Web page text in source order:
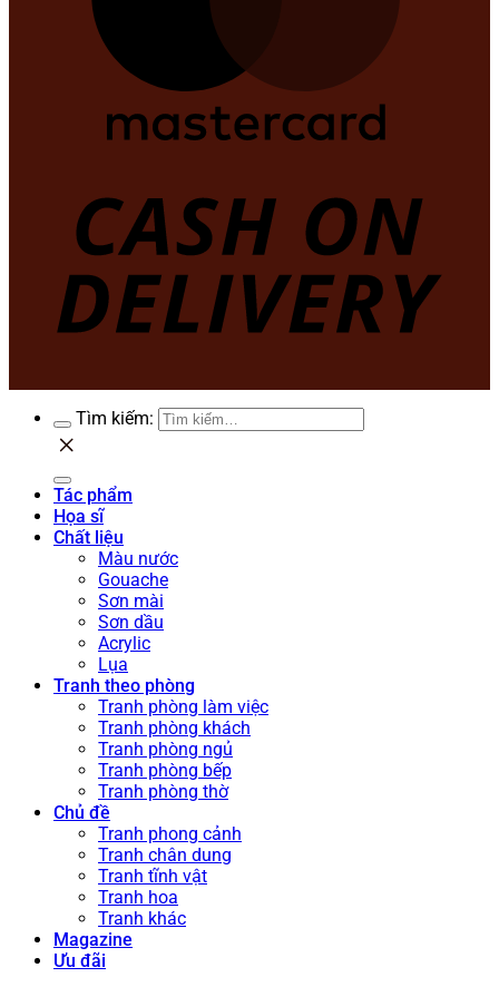
Tìm kiếm:
Tác phẩm
Họa sĩ
Chất liệu
Màu nước
Gouache
Sơn mài
Sơn dầu
Acrylic
Lụa
Tranh theo phòng
Tranh phòng làm việc
Tranh phòng khách
Tranh phòng ngủ
Tranh phòng bếp
Tranh phòng thờ
Chủ đề
Tranh phong cảnh
Tranh chân dung
Tranh tĩnh vật
Tranh hoa
Tranh khác
Magazine
Ưu đãi